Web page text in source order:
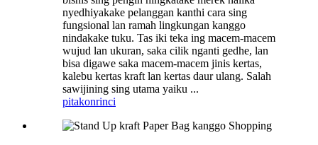
nyedhiyakake pelanggan kanthi cara sing
fungsional lan ramah lingkungan kanggo
nindakake tuku. Tas iki teka ing macem-macem
wujud lan ukuran, saka cilik nganti gedhe, lan
bisa digawe saka macem-macem jinis kertas,
kalebu kertas kraft lan kertas daur ulang. Salah
sawijining sing utama yaiku ...
pitakonrinci